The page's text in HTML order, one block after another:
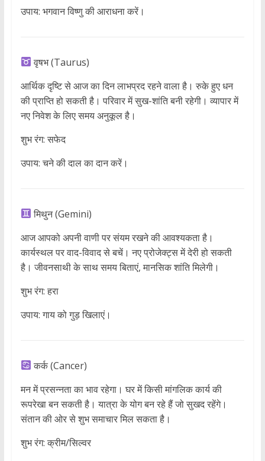
उपाय: भगवान विष्णु की आराधना करें।
वृषभ (Taurus)
आर्थिक दृष्टि से आज का दिन लाभप्रद रहने वाला है। रुके हुए धन
की प्राप्ति हो सकती है। परिवार में सुख-शांति बनी रहेगी। व्यापार में
नए निवेश के लिए समय अनुकूल है।
शुभ रंग: सफेद
उपाय: चने की दाल का दान करें।
मिथुन (Gemini)
आज आपको अपनी वाणी पर संयम रखने की आवश्यकता है।
कार्यस्थल पर वाद-विवाद से बचें। नए प्रोजेक्ट्स में देरी हो सकती
है। जीवनसाथी के साथ समय बिताएं, मानसिक शांति मिलेगी।
शुभ रंग: हरा
उपाय: गाय को गुड़ खिलाएं।
कर्क (Cancer)
मन में प्रसन्नता का भाव रहेगा। घर में किसी मांगलिक कार्य की
रूपरेखा बन सकती है। यात्रा के योग बन रहे हैं जो सुखद रहेंगे।
संतान की ओर से शुभ समाचार मिल सकता है।
शुभ रंग: क्रीम/सिल्वर